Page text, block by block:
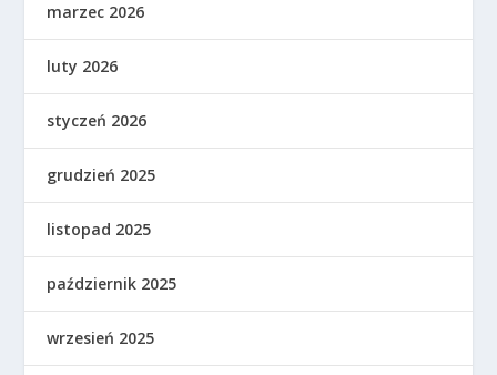
marzec 2026
luty 2026
styczeń 2026
grudzień 2025
listopad 2025
październik 2025
wrzesień 2025